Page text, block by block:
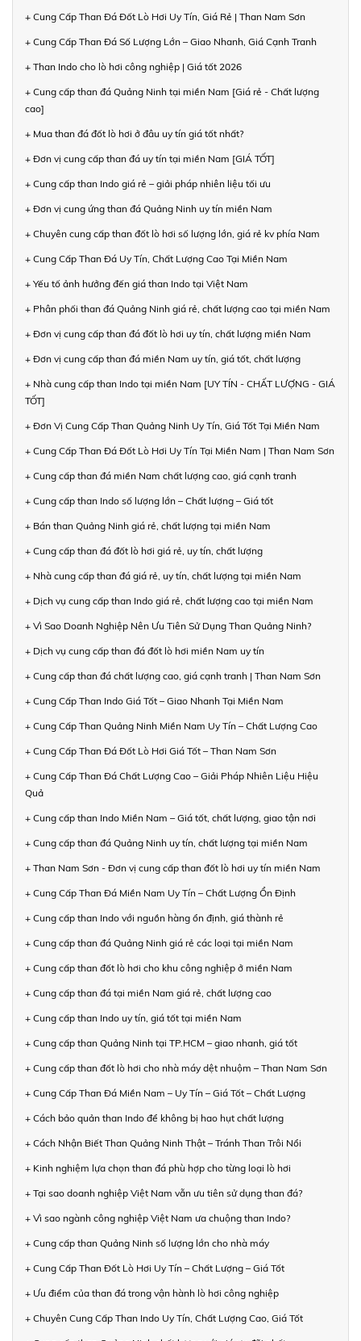
+ Cung Cấp Than Đá Đốt Lò Hơi Uy Tín, Giá Rẻ | Than Nam Sơn
+ Cung Cấp Than Đá Số Lượng Lớn – Giao Nhanh, Giá Cạnh Tranh
+ Than Indo cho lò hơi công nghiệp | Giá tốt 2026
+ Cung cấp than đá Quảng Ninh tại miền Nam [Giá rẻ - Chất lượng
cao]
+ Mua than đá đốt lò hơi ở đâu uy tín giá tốt nhất?
+ Đơn vị cung cấp than đá uy tín tại miền Nam [GIÁ TỐT]
+ Cung cấp than Indo giá rẻ – giải pháp nhiên liệu tối ưu
+ Đơn vị cung ứng than đá Quảng Ninh uy tín miền Nam
+ Chuyên cung cấp than đốt lò hơi số lượng lớn, giá rẻ kv phía Nam
+ Cung Cấp Than Đá Uy Tín, Chất Lượng Cao Tại Miền Nam
+ Yếu tố ảnh hưởng đến giá than Indo tại Việt Nam
+ Phân phối than đá Quảng Ninh giá rẻ, chất lượng cao tại miền Nam
+ Đơn vị cung cấp than đá đốt lò hơi uy tín, chất lượng miền Nam
+ Đơn vị cung cấp than đá miền Nam uy tín, giá tốt, chất lượng
+ Nhà cung cấp than Indo tại miền Nam [UY TÍN - CHẤT LƯỢNG - GIÁ
TỐT]
+ Đơn Vị Cung Cấp Than Quảng Ninh Uy Tín, Giá Tốt Tại Miền Nam
+ Cung Cấp Than Đá Đốt Lò Hơi Uy Tín Tại Miền Nam | Than Nam Sơn
+ Cung cấp than đá miền Nam chất lượng cao, giá cạnh tranh
+ Cung cấp than Indo số lượng lớn – Chất lượng – Giá tốt
+ Bán than Quảng Ninh giá rẻ, chất lượng tại miền Nam
+ Cung cấp than đá đốt lò hơi giá rẻ, uy tín, chất lượng
+ Nhà cung cấp than đá giá rẻ, uy tín, chất lượng tại miền Nam
+ Dịch vụ cung cấp than Indo giá rẻ, chất lượng cao tại miền Nam
+ Vì Sao Doanh Nghiệp Nên Ưu Tiên Sử Dụng Than Quảng Ninh?
+ Dịch vụ cung cấp than đá đốt lò hơi miền Nam uy tín
+ Cung cấp than đá chất lượng cao, giá cạnh tranh | Than Nam Sơn
+ Cung Cấp Than Indo Giá Tốt – Giao Nhanh Tại Miền Nam
+ Cung Cấp Than Quảng Ninh Miền Nam Uy Tín – Chất Lượng Cao
+ Cung Cấp Than Đá Đốt Lò Hơi Giá Tốt – Than Nam Sơn
+ Cung Cấp Than Đá Chất Lượng Cao – Giải Pháp Nhiên Liệu Hiệu
Quả
+ Cung cấp than Indo Miền Nam – Giá tốt, chất lượng, giao tận nơi
+ Cung cấp than đá Quảng Ninh uy tín, chất lượng tại miền Nam
+ Than Nam Sơn - Đơn vị cung cấp than đốt lò hơi uy tín miền Nam
+ Cung Cấp Than Đá Miền Nam Uy Tín – Chất Lượng Ổn Định
+ Cung cấp than Indo với nguồn hàng ổn định, giá thành rẻ
+ Cung cấp than đá Quảng Ninh giá rẻ các loại tại miền Nam
+ Cung cấp than đốt lò hơi cho khu công nghiệp ở miền Nam
+ Cung cấp than đá tại miền Nam giá rẻ, chất lượng cao
+ Cung cấp than Indo uy tín, giá tốt tại miền Nam
+ Cung cấp than Quảng Ninh tại TP.HCM – giao nhanh, giá tốt
+ Cung cấp than đốt lò hơi cho nhà máy dệt nhuộm – Than Nam Sơn
+ Cung Cấp Than Đá Miền Nam – Uy Tín – Giá Tốt – Chất Lượng
+ Cách bảo quản than Indo để không bị hao hụt chất lượng
+ Cách Nhận Biết Than Quảng Ninh Thật – Tránh Than Trôi Nổi
+ Kinh nghiệm lựa chọn than đá phù hợp cho từng loại lò hơi
+ Tại sao doanh nghiệp Việt Nam vẫn ưu tiên sử dụng than đá?
+ Vì sao ngành công nghiệp Việt Nam ưa chuộng than Indo?
+ Cung cấp than Quảng Ninh số lượng lớn cho nhà máy
+ Cung Cấp Than Đốt Lò Hơi Uy Tín – Chất Lượng – Giá Tốt
+ Ưu điểm của than đá trong vận hành lò hơi công nghiệp
+ Chuyên Cung Cấp Than Indo Uy Tín, Chất Lượng Cao, Giá Tốt